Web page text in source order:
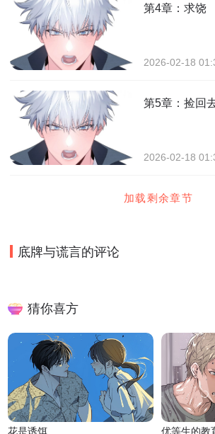
第4章：求饶
2026-02-18
第5章：捡回
2026-02-18
加载剩余章节
底牌与谎言的评论
猜你喜方
花是诱饵 优等生的教